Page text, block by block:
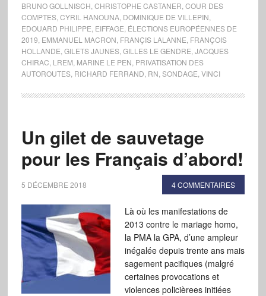
BRUNO GOLLNISCH CHRISTOPHE CASTANER COUR DES
COMPTES, CYRIL HANOUNA, DOMINIQUE DE VILLEPIN
EDOUARD PHILIPPE EIFFAGE ÉLECTIONS EUROPÉENNES DE
2019 EMMANUEL MACRON FRANÇIS LALANNE FRANÇOIS
HOLLANDE GILETS JAUNES, GILLES LE GENDRE JACQUES
CHIRAC LREM MARINE LE PEN PRIVATISATION DES
AUTOROUTES, RICHARD FERRAND RN SONDAGE VINCI
Un gilet de sauvetage
pour les Français d’abord!
5 DÉCEMBRE 2018 4 COMMENTAIRES
Là où les manifestations de
2013 contre le mariage homo,
la PMA la GPA, d’une ampleur
inégalée depuis trente ans mais
sagement pacifiques (malgré
certaines provocations et
violences policièrees initiées